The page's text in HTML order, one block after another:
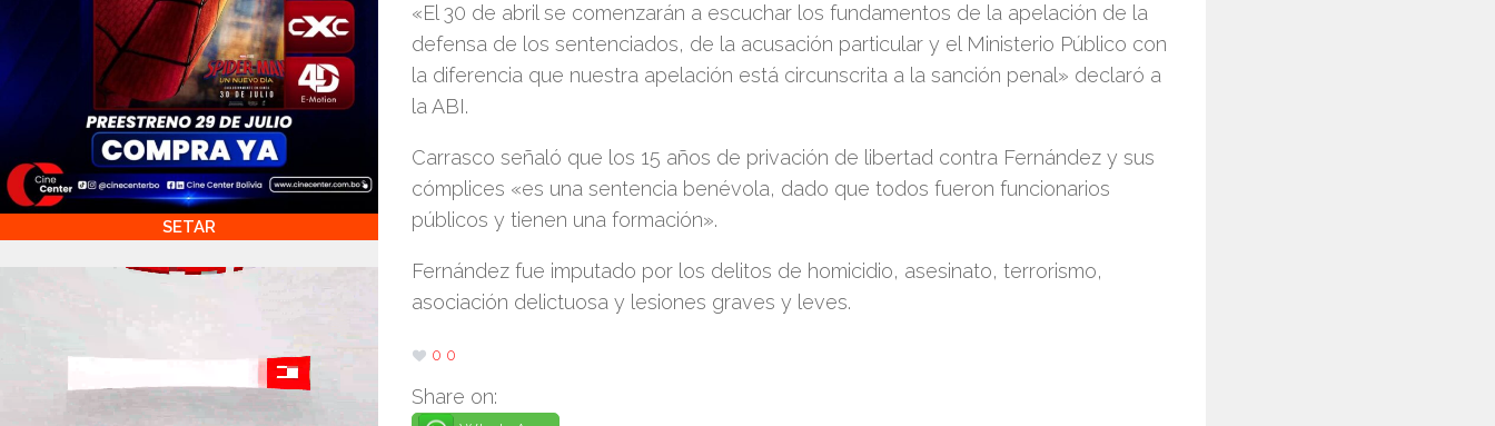
«El 30 de abril se comenzarán a escuchar los fundamentos de la apelación de la
defensa de los sentenciados, de la acusación particular y el Ministerio Público con
la diferencia que nuestra apelación está circunscrita a la sanción penal» declaró a
la ABI.
Carrasco señaló que los 15 años de privación de libertad contra Fernández y sus
cómplices «es una sentencia benévola, dado que todos fueron funcionarios
públicos y tienen una formación».
Fernández fue imputado por los delitos de homicidio, asesinato, terrorismo,
asociación delictuosa y lesiones graves y leves.
0 0
Share on:
SETAR